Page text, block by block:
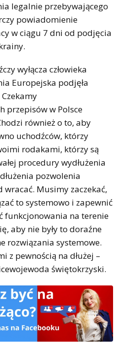
legalnie przebywającego
powiadomienie
w ciągu 7 dni od podjęcia
wyłącza człowieka
Europejska podjęła
przepisów w Polsce
również o to, aby
uchodźców, którzy
rodakami, którzy są
procedury wydłużenia
pozwolenia
Musimy zaczekać,
to systemowo i zapewnić
funkcjonowania na terenie
aby nie były to doraźne
rozwiązania systemowe.
z pewnością na dłużej –
świętokrzyski.